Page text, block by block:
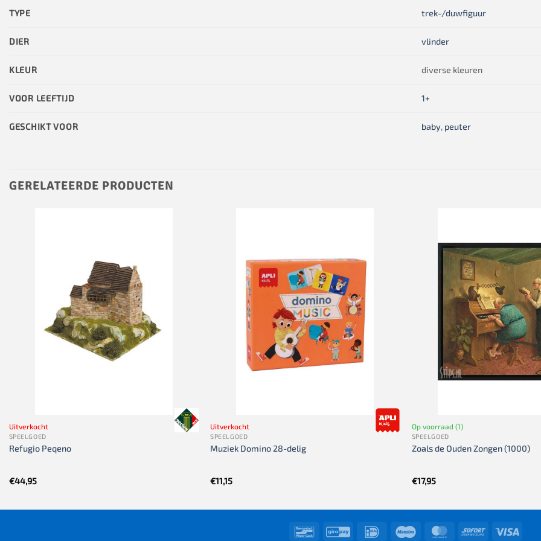
TYPE trek-/duwfiguur
DIER vlinder
KLEUR diverse kleuren
VOOR LEEFTIJD 1+
GESCHIKT VOOR baby, peuter
GERELATEERDE PRODUCTEN
Uitverkocht
SPEELGOED
Refugio Peqeno
€44,95
Uitverkocht
SPEELGOED
Muziek Domino 28-delig
€11,15
Op voorraad (1)
SPEELGOED
Zoals de Ouden Zongen (1000)
€17,95
BancontactGiroPay IDeal Maestro MasterCardSofort